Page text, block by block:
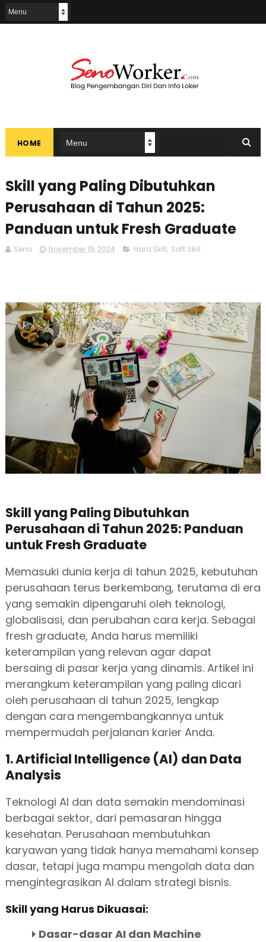
HOME
Skill yang Paling Dibutuhkan
Perusahaan di Tahun 2025:
Panduan untuk Fresh Graduate
Seno November 19, 2024 Hard Skill, Soft Skill
Skill yang Paling Dibutuhkan
Perusahaan di Tahun 2025: Panduan
untuk Fresh Graduate
Memasuki dunia kerja di tahun 2025, kebutuhan
perusahaan terus berkembang, terutama di era
yang semakin dipengaruhi oleh teknologi,
globalisasi, dan perubahan cara kerja. Sebagai
fresh graduate, Anda harus memiliki
keterampilan yang relevan agar dapat
bersaing di pasar kerja yang dinamis. Artikel ini
merangkum keterampilan yang paling dicari
oleh perusahaan di tahun 2025, lengkap
dengan cara mengembangkannya untuk
mempermudah perjalanan karier Anda.
1. Artificial Intelligence (AI) dan Data
Analysis
Teknologi AI dan data semakin mendominasi
berbagai sektor, dari pemasaran hingga
kesehatan. Perusahaan membutuhkan
karyawan yang tidak hanya memahami konsep
dasar, tetapi juga mampu mengolah data dan
mengintegrasikan AI dalam strategi bisnis.
Skill yang Harus Dikuasai:
Dasar-dasar AI dan Machine